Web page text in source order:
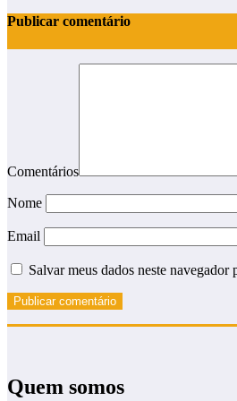
Publicar comentário
Comentários
Nome
Email
Salvar meus dados neste
Quem somos